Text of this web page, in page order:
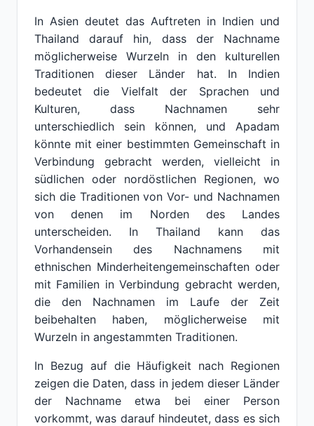
In Asien deutet das Auftreten in Indien und
Thailand darauf hin, dass der Nachname
möglicherweise Wurzeln in den kulturellen
Traditionen dieser Länder hat. In Indien
bedeutet die Vielfalt der Sprachen und
Kulturen, dass Nachnamen sehr
unterschiedlich sein können, und Apadam
könnte mit einer bestimmten Gemeinschaft in
Verbindung gebracht werden, vielleicht in
südlichen oder nordöstlichen Regionen, wo
sich die Traditionen von Vor- und Nachnamen
von denen im Norden des Landes
unterscheiden. In Thailand kann das
Vorhandensein des Nachnamens mit
ethnischen Minderheitengemeinschaften oder
mit Familien in Verbindung gebracht werden,
die den Nachnamen im Laufe der Zeit
beibehalten haben, möglicherweise mit
Wurzeln in angestammten Traditionen.
In Bezug auf die Häufigkeit nach Regionen
zeigen die Daten, dass in jedem dieser Länder
der Nachname etwa bei einer Person
vorkommt, was darauf hindeutet, dass es sich